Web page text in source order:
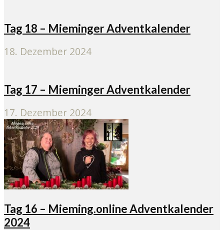
Tag 18 – Mieminger Adventkalender
18. Dezember 2024
Tag 17 – Mieminger Adventkalender
17. Dezember 2024
Tag 16 – Mieming.online Adventkalender
2024